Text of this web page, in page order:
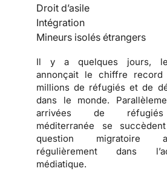
Droit d’asile
Intégration
Mineurs isolés étrangers
Il y a quelques jours,
annonçait le chiffre
millions de réfugiés et de
dans le monde.
arrivées de
méditerranée se
question migratoire
régulièrement dans
médiatique.